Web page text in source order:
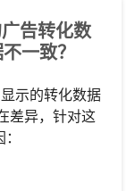
告转化数
一致？
示的转化数据
差异，针对这